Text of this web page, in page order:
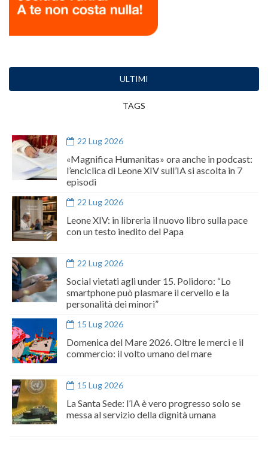
ULTIMI
TAGS
22 Lug 2026
«Magnifica Humanitas» ora anche in podcast:
l’enciclica di Leone XIV sull’IA si ascolta in 7
episodi
22 Lug 2026
Leone XIV: in libreria il nuovo libro sulla pace
con un testo inedito del Papa
22 Lug 2026
Social vietati agli under 15. Polidoro: “Lo
smartphone può plasmare il cervello e la
personalità dei minori”
15 Lug 2026
Domenica del Mare 2026. Oltre le merci e il
commercio: il volto umano del mare
15 Lug 2026
La Santa Sede: l’IA è vero progresso solo se
messa al servizio della dignità umana